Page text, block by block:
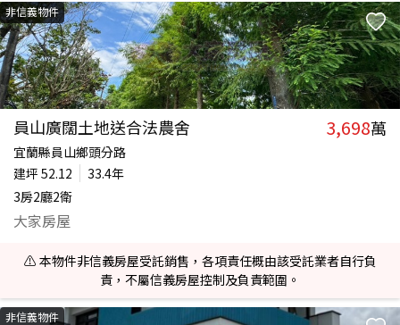
非信義物件
員山廣闊土地送合法農舍 3,698萬
宜蘭縣員山鄉頭分路
建坪 52.12
33.4年
3房2廳2衛
大家房屋
⚠️ 本物件非信義房屋受託銷售，各項責任概由該受託業者自行負
責，不屬信義房屋控制及負責範圍。
非信義物件